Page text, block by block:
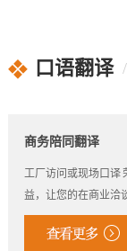
口语翻译
商务陪同翻译
工厂访问或现场口译
益，让您的在商业洽